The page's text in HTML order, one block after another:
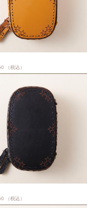
（税込）
（税込）